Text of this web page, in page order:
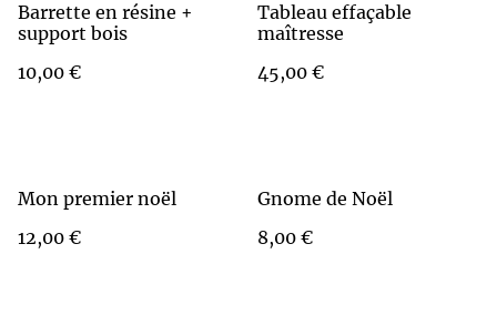
Barrette en résine +
support bois
10,00 €
Tableau effaçable
maîtresse
45,00 €
Mon premier noël
12,00 €
Gnome de Noël
8,00 €